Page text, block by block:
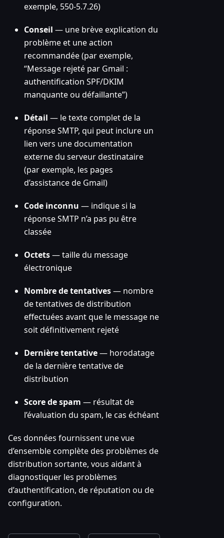
exemple, 550-5.7.26)
Conseil — une brève explication du
problème et une action
recommandée (par exemple,
“Message rejeté par Gmail :
authentification SPF/DKIM
manquante ou défaillante”)
Détail — le texte complet de la
réponse SMTP, qui peut inclure un
lien vers une documentation
externe du serveur destinataire
(par exemple, les pages
d’assistance de Gmail)
Code inconnu — indique si la
réponse SMTP n’a pas pu être
classée
Octets— taille du message
électronique
Nombre de tentatives— nombre
de tentatives de distribution
effectuées avant que le message ne
soit définitivement rejeté
Dernière tentative— horodatage
de la dernière tentative de
distribution
Score de spam — résultat de
l’évaluation du spam, le cas échéant
Ces données fournissent une vue
d’ensemble complète des problèmes de
distribution sortante, vous aidant à
diagnostiquer les problèmes
d’authentification, de réputation ou de
configuration.